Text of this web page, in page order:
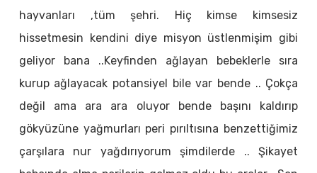
hayvanları ,tüm şehri. Hiç kimse kimsesiz
hissetmesin kendini diye misyon üstlenmişim gibi
geliyor bana ..Keyfinden ağlayan bebeklerle sıra
kurup ağlayacak potansiyel bile var bende .. Çokça
değil ama ara ara oluyor bende başını kaldırıp
gökyüzüne yağmurları peri pırıltısına benzettiğimiz
çarşılara nur yağdırıyorum şimdilerde .. Şikayet